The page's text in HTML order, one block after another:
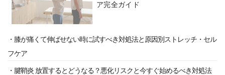
ア完全ガイド
・膝が痛くて伸ばせない時に試すべき対処法と原因別ストレッチ・セル
フケア
・腱鞘炎 放置するとどうなる？悪化リスクと今すぐ始めるべき対処法